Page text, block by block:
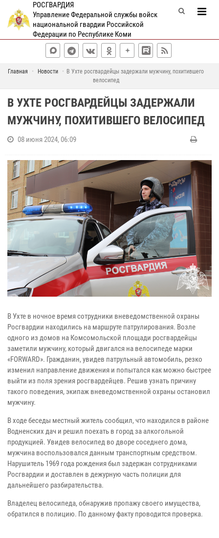
РОСГВАРДИЯ
Управление Федеральной службы войск
национальной гвардии Российской
Федерации по Республике Коми
Главная Новости
В Ухте росгвардейцы задержали мужчину, похитившего
велосипед
В УХТЕ РОСГВАРДЕЙЦЫ ЗАДЕРЖАЛИ
МУЖЧИНУ, ПОХИТИВШЕГО ВЕЛОСИПЕД
08 июня 2024, 06:09
В Ухте в ночное время сотрудники вневедомственной охраны
Росгвардии находились на маршруте патрулирования. Возле
одного из домов на Комсомольской площади росгвардейцы
заметили мужчину, который двигался на велосипеде марки
«FORWARD». Гражданин, увидев патрульный автомобиль, резко
изменил направление движения и попытался как можно быстрее
выйти из поля зрения росгвардейцев. Решив узнать причину
такого поведения, экипаж вневедомственной охраны остановил
мужчину.
В ходе беседы местный житель сообщил, что находился в районе
Водненских дач и решил поехать в город за алкогольной
продукцией. Увидев велосипед во дворе соседнего дома,
мужчина воспользовался данным транспортным средством.
Нарушитель 1969 года рождения был задержан сотрудниками
Росгвардии и доставлен в дежурную часть полиции для
дальнейшего разбирательства.
Владелец велосипеда, обнаружив пропажу своего имущества,
обратился в полицию. По данному факту проводится проверка.